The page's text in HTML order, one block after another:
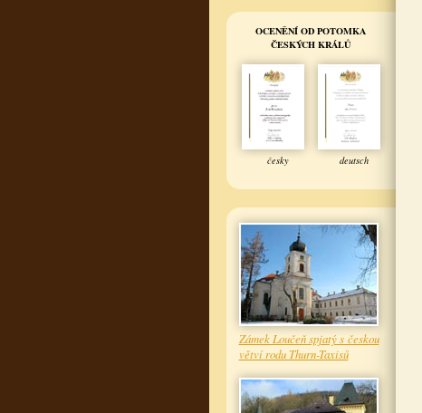
OCENĚNÍ OD POTOMKA
ČESKÝCH KRÁLŮ
česky deutsch
Zámek Loučeň spjatý s českou
větví rodu Thurn-Taxisů